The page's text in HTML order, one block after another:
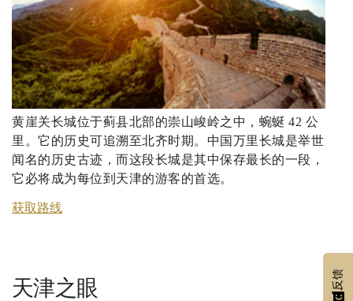
黄崖关长城位于蓟县北部的崇山峻岭之中，蜿蜒 42 公
里。它的历史可追溯至北齐时期。中国万里长城是举世
闻名的历史古迹，而这段长城是其中保存最长的一段，
它必将成为每位到天津的游客的首选。
获取路线
天津之眼 反馈